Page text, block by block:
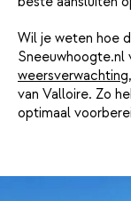
Wil je weten hoe
Sneeuwhoogte.nl
weersverwachting,
van Valloire. Zo
optimaal